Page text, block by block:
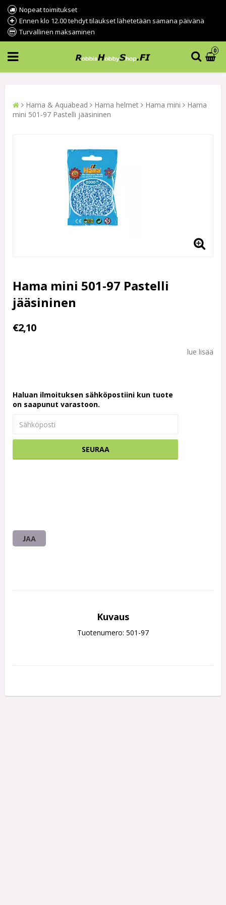
Nopeat toimitukset
Ennen klo 12.00 tehdyt tilaukset lähetetään samana päivänä
Turvallinen maksaminen
0
Hama & Aquabead Hama helmet Hama mini
Hama
mini 501-97 Pastelli jääsininen
Hama mini 501-97 Pastelli
jääsininen
€2,10
lue lisää
Haluan ilmoituksen sähköpostiini kun tuote
on saapunut varastoon.
SEURAA
JAA
Kuvaus
Tuotenumero: 501-97